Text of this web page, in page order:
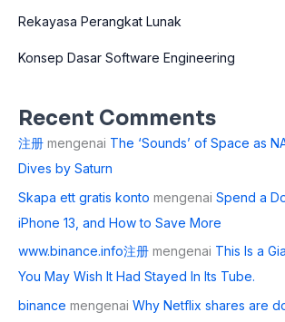
Rekayasa Perangkat Lunak
Konsep Dasar Software Engineering
Recent Comments
注册 mengenai The ‘Sounds’ of Space as
Dives by Saturn
Skapa ett gratis konto mengenai Spend a
iPhone 13, and How to Save More
www.binance.info注册 mengenai This Is a
You May Wish It Had Stayed In Its Tube.
binance mengenai Why Netflix shares are